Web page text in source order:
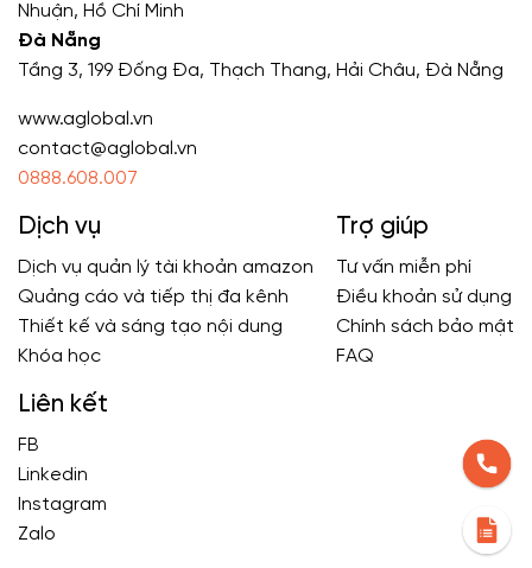
Nhuận, Hồ Chí Minh
Đà Nẵng
Tầng 3, 199 Đống Đa, Thạch Thang, Hải Châu, Đà Nẵng
www.aglobal.vn
contact@aglobal.vn
0888.608.007
Dịch vụ
Dịch vụ quản lý tài khoản amazon
Quảng cáo và tiếp thị đa kênh
Thiết kế và sáng tạo nội dung
Khóa học
Trợ giúp
Tư vấn miễn phí
Điều khoản sử dụng
Chính sách bảo mật
FAQ
Liên kết
FB
Linkedin
Instagram
Zalo